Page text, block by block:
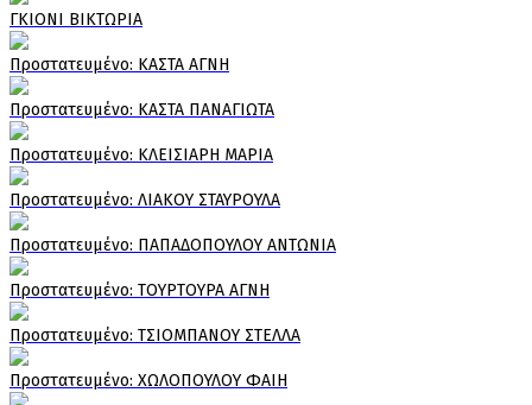
ΓΚΙΟΝΙ ΒΙΚΤΩΡΙΑ
Πρoστατευμένο: ΚΑΣΤΑ ΑΓΝΗ
Πρoστατευμένο: ΚΑΣΤΑ ΠΑΝΑΓΙΩΤΑ
Πρoστατευμένο: ΚΛΕΙΣΙΑΡΗ ΜΑΡΙΑ
Πρoστατευμένο: ΛΙΑΚΟΥ ΣΤΑΥΡΟΥΛΑ
Πρoστατευμένο: ΠΑΠΑΔΟΠΟΥΛΟΥ ΑΝΤΩΝΙΑ
Πρoστατευμένο: ΤΟΥΡΤΟΥΡΑ ΑΓΝΗ
Πρoστατευμένο: ΤΣΙΟΜΠΑΝΟΥ ΣΤΕΛΛΑ
Πρoστατευμένο: ΧΩΛΟΠΟΥΛΟΥ ΦΑΙΗ